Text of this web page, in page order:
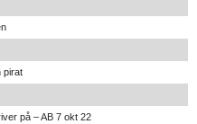
pirat
på – AB 7 okt 22